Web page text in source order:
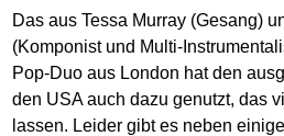
Das aus Tessa Murray (Gesang)
(Komponist und Multi-
Pop-Duo aus London hat den
den USA auch dazu genutzt, das
lassen. Leider gibt es neben